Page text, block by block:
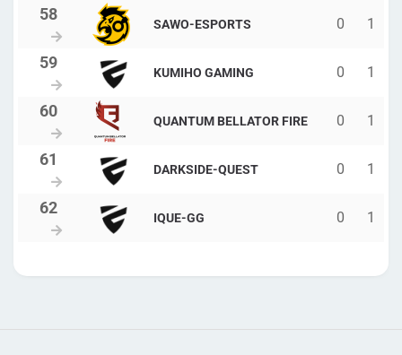
SAWO-ESPORTS 0 1
KUMIHO GAMING 0 1
QUANTUM BELLATOR FIRE 0 1
DARKSIDE-QUEST 0 1
IQUE-GG 0 1